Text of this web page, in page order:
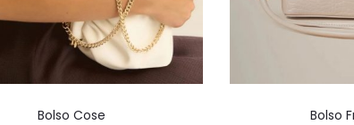
Bolso Cose Bolso